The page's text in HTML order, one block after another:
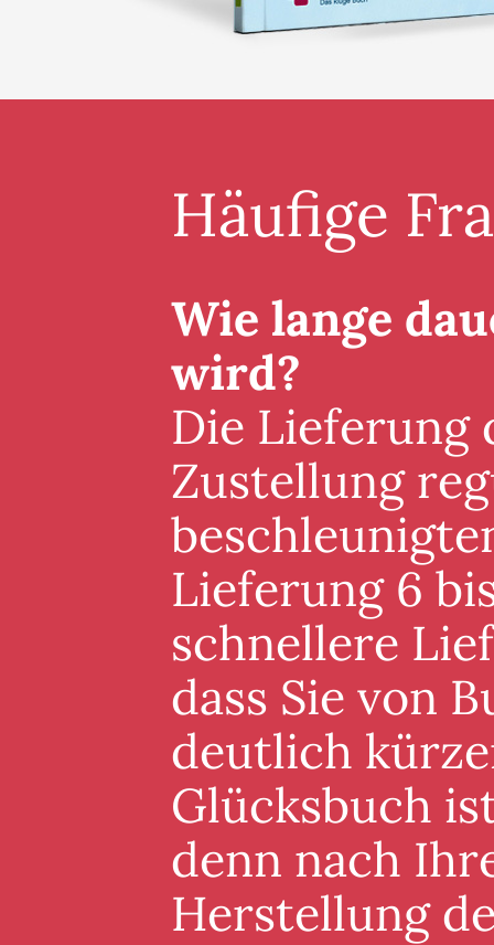
Häufige
Wie lange
wird?
Die Lieferung
Zustellung
Lieferung 6
schnellere
dass Sie von
deutlich
Glücksbuch
denn nach
Herstellung